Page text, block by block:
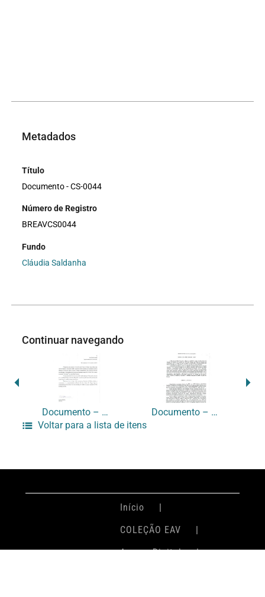
Metadados
Título
Documento - CS-0044
Número de Registro
BREAVCS0044
Fundo
Cláudia Saldanha
Continuar navegando
Documento – CS-0043
Documento – CS-0045
Voltar para a lista de itens
Início
COLEÇÃO EAV
Acervo Digital